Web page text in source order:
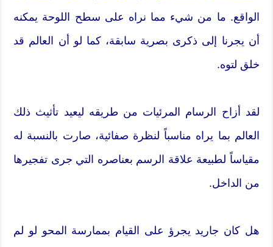
الواقع. ما من شيء مما نراه على سطح اللوحة يمكنه
أن يجرنا إلى ذكرى بصرية سابقة، كما لو أن العالم قد
خلق لتوه.
لقد أزاح الرسام المرئيات من طريقه ليعيد تأثيث ذلك
العالم بما يراه مناسباً لنظرة صفائية، صارت بالنسبة له
مقياساً لطبيعة علاقة الرسم بعناصره التي جرى تفجيرها
من الداخل.
هل كان جاريد يجرؤ على القيام بممارسة المحو لو لم